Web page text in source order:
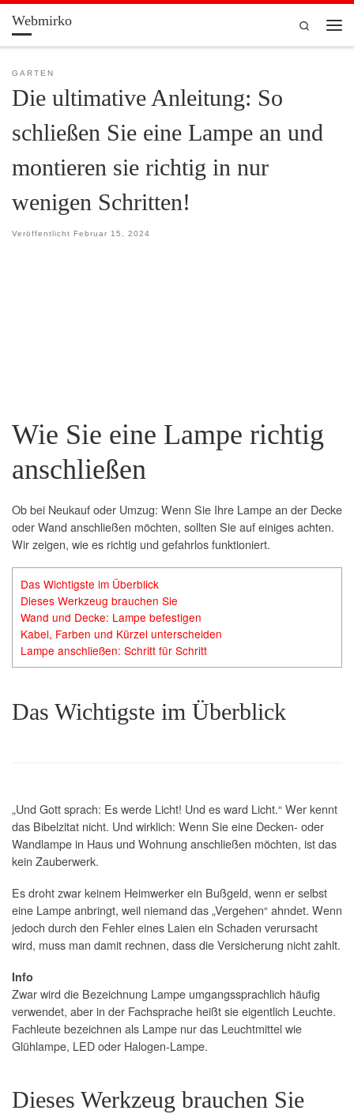
Zum Inhalt springen
Webmirko
Search
GARTEN
Die ultimative Anleitung: So
schließen Sie eine Lampe an und
montieren sie richtig in nur
wenigen Schritten!
Veröffentlicht Februar 15, 2024
Wie Sie eine Lampe richtig
anschließen
Ob bei Neukauf oder Umzug: Wenn Sie Ihre Lampe an der Decke
oder Wand anschließen möchten, sollten Sie auf einiges achten.
Wir zeigen, wie es richtig und gefahrlos funktioniert.
Das Wichtigste im Überblick
Dieses Werkzeug brauchen Sie
Wand und Decke: Lampe befestigen
Kabel, Farben und Kürzel unterscheiden
Lampe anschließen: Schritt für Schritt
Das Wichtigste im Überblick
„Und Gott sprach: Es werde Licht! Und es ward Licht.“ Wer kennt
das Bibelzitat nicht. Und wirklich: Wenn Sie eine Decken- oder
Wandlampe in Haus und Wohnung anschließen möchten, ist das
kein Zauberwerk.
Es droht zwar keinem Heimwerker ein Bußgeld, wenn er selbst
eine Lampe anbringt, weil niemand das „Vergehen“ ahndet. Wenn
jedoch durch den Fehler eines Laien ein Schaden verursacht
wird, muss man damit rechnen, dass die Versicherung nicht zahlt.
Info
Zwar wird die Bezeichnung Lampe umgangssprachlich häufig
verwendet, aber in der Fachsprache heißt sie eigentlich Leuchte.
Fachleute bezeichnen als Lampe nur das Leuchtmittel wie
Glühlampe, LED oder Halogen-Lampe.
Dieses Werkzeug brauchen Sie